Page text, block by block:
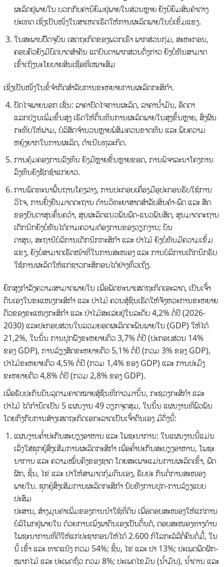
ຜະລິດຢູ່ພາຍໃນ ບວກກັບຄ່ານິຍົມຢູ່ພາຍໃນສ່ວນຫຼາຍ ຍັງນິຍົມສິນຄ້າຕ່າງ
ປະເທດ ເຊິ່ງເປັນໜຶ່ງໃນສາເຫດເຮັດໃຫ້ການຜະລິດພາຍໃນບໍ່ເຂັ້ມແຂງ.
ໃນສະພາບປັັດຈຸບັນ ເສດຖະກິດຂອງພວກເຮົາ ພາກສ່ວນກຸ່ມ, ສະຫະກອນ,
ຄອບຄົວຍັງມີບົດບາດສໍາຄັນ ແຕ່ບັນດາພາກສ່ວນດັ່ງກ່າວ ຍັງບໍ່ທັນສາມາດ
ເຂົ້າເຖິງນະໂຍບາຍສິນເຊື່ອທີ່ເໝາະສົມ
ເຊິ່ງເປັນໜຶ່ງໃນຂໍ້ຈໍາກັດສໍາລັບການຂະຫຍາຍການຜະລິດກະສິກໍາ.
ປັດໄຈພາຍນອກ ເຊັ່ນ: ລາຄາປັດໄຈການຜະລິດ, ລາຄານໍ້າມັນ, ອັດຕາ
ແລກປ່ຽນເພີ່ມຂຶ້ນສູງ ເຮັດໃຫ້ຕົ້ນທຶນການຜະລິດພາຍໃນສູງຂຶ້ນຫຼາຍ, ສົ່ງຜົນ
ກະທົບໃຫ້ຟາມ, ບໍລິສັດຈໍານວນຫຼາຍພໍສົມຄວນຂາດທຶນ ແລະ ພົບຄວາມ
ຫຍຸ້ງຍາກໃນການຜະລິດ, ດໍາເນີນທຸລະກິດ.
ການຄຸ້ມຄອງການລົງທຶນ ຍັງມີຫຼາຍຂັ້ນຫຼາຍຂອດ, ການພິຈາລະນາໂຄງການ
ລົງທຶນຍັງຊັກຊ້າແກ່ຍາວ.
ການພັດທະນາພື້ນຖານໂຄງລ່າງ, ການປະກອບເຄື່ອງມືອຸປະກອນຮັບໃຊ້ການ
ວິໄຈ, ການຢັ້ງຢືນມາດຕະຖານ ດ້ານວິທະຍາສາດສໍາລັບສິນຄ້າ-ພືດ ແລະ ສັດ
ຂອງບັນດາສູນຄົ້ນຄວ້າ, ສູນຜະລິດແນວພັນພືດ-ແນວພັນສັດ, ສູນມາດຕະຖານ
ເຕັກນິກຍັງບໍ່ທັນໄດ້ຕາມຄວາມຕ້ອງການຂອງວຽກງານ; ບັນ
ດາສູນ, ສະຖານີບໍລິການເຕັກນິກກະສິກໍາ ແລະ ປ່າໄມ້ ຍັງບໍ່ທັນມີຄວາມເຂັ້ມ
ແຂງ, ຍັງບໍ່ສາມາດເຮັດໜ້າທີ່ໃນການສະໜອງ ແລະ ການບໍລິການເຕັກນິກຮັບ
ໃຊ້ການຜະລິດໃຫ້ແກ່ຊາວກະສິກອນໄດ້ຢ່າງທົ່ວເຖິງ.
ຍົກສູງກໍາລັງຄວາມສາມາດພາຍໃນ ເພື່ອພັດທະນາເສດຖະກິດເອະລາດ, ເປັນເຈົ້າ
ຕົນເອງໃນຂະແໜງກະສິກໍາ ແລະ ປ່າໄມ້ ຄວນສູ້ຊົນເຮັດໃຫ້ຈັງຫວະການຂະຫຍາຍ
ຕົວຂອງຂະແໜງກະສິກໍາ ແລະ ປ່າໄມ້ສະເລ່ຍຢູ່ໃນລະດັບ 4,2% ຕໍ່ປີ (2026-
2030) ແລະປະກອບສ່ວນໃນລວມຍອດຜະລິດຕະພັນພາຍໃນ (GDP) ໃຫ້ໄດ້
21,2%, ໃນນັ້ນ ການປູກຝັງຂະຫຍາຍຕົວ 3,7% ຕໍ່ປີ (ປະກອບສ່ວນ 14%
ຂອງ GDP), ການລ້ຽງສັດຂະຫຍາຍຕົວ 5,1% ຕໍ່ປີ (ກວມ 3% ຂອງ GDP),
ປ່າໄມ້ຂະຫຍາຍຕົວ 4,5% ຕໍ່ປີ (ກວມ 1,4% ຂອງ GDP) ແລະ ການປະມົງ
ຂະຫຍາຍຕົວ 4,8% ຕໍ່ປີ (ກວມ 2,8% ຂອງ GDP).
ເພື່ອຮັບປະກັນບັນລຸຕາມຄາດໝາຍສູ້ຊົນທີ່ກ່າວມານັ້ນ, ກະຊວງກະສິກໍາ ແລະ
ປ່າໄມ້ ໄດ້ກໍານົດເປັນ 5 ແຜນງານ 49 ວຽກຈຸດສຸມ, ໃນນັ້ນ ແຜນງານທີ່ພົວພັນ
ໂດຍກົງກັບການສ້າງເສດຖະກິດເອກະລາດເປັນເຈົ້າຕົນເອງ ມີດັ່ງນີ້:
ແຜນງານຄໍ້າປະກັນສະບຽງອາຫານ ແລະ ໂພຊະນາການ: ໃນແຜນງານນີ້ແມ່ນ
ເລັ່ງໃສ່ຊຸກຍູ້ສົ່ງເສີມການຜະລິດກະສິກໍາ ເພື່ອຄໍ້າປະກັນສະບຽງອາຫານ, ໂພຊະ
ນາການ ແລະ ຄວາມໝັ້ນຄົງຂອງຊາດ ໂດຍສະເພາະແມ່ນການຜະລິດເຂົ້າ, ພືດ
ຜັກ, ຊີ້ນ, ໄຂ່ ແລະ ປາໃຫ້ສາມາດກຸ້ມຕົນເອງ, ຮັບປະ ກັນຕໍ່ການສະໜອງ
ພາຍໃນ. ຊຸກຍູ້ສົ່ງເສີມການຜະລິດກະສິກໍາ ນັບທັງການປູກ-ການລ້ຽງແບບ
ປະສົມ
ປະສານ, ສ້າງມູນຄ່າເພີ່ມຂອງການນໍາໃຊ້ທີ່ດິນ ເພື່ອຕອບສະໜອງໃຫ້ແກ່ການ
ບໍລິໂພກຢູ່ພາຍໃນ ດ້ວຍການເພິ່ງພາຕົນເອງເປັນຕົ້ນຕໍ, ຕອບສະໜອງທາງດ້ານ
ໂພຊະນາການທີ່ດີໃຫ້ແກ່ປະຊາກອນໃຫ້ໄດ້ 2.600 ກິໂລກະລໍລີຕໍ່ຄົນຕໍ່ມື້, ໃນ
ນີ້ ເຂົ້າ ແລະ ທາດແປ້ງ ກວມ 54%; ຊີ້ນ, ໄຂ່ ແລະ ປາ 13%; ປະເພດພືດຜັກ-
ໝາກໄມ້ ແລະ ປະເພດຖົ່ວ ກວມ 8%; ປະເພດໄຂມັນ (ນໍ້າມັນ), ນໍ້າຕານ ແລະ